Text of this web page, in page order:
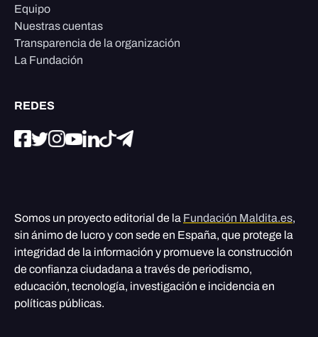
Equipo
Nuestras cuentas
Transparencia de la organización
La Fundación
REDES
Somos un proyecto editorial de la Fundación Maldita.es,
sin ánimo de lucro y con sede en España, que protege la
integridad de la información y promueve la construcción
de confianza ciudadana a través de periodismo,
educación, tecnología, investigación e incidencia en
políticas públicas.